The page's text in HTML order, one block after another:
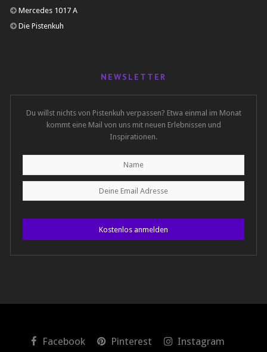
Mercedes 1017 A
Die Pistenkuh
NEWSLETTER
Du willst nichts von Pistenkuh verpassen? Etwa einmal im Monat
kommt eine Mail von uns mit neuen Erlebnissen und
Inspirationen.
Kostenlos anmelden
Facebook Pinterest Instagram